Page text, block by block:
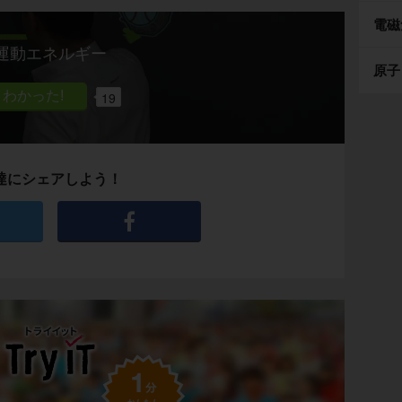
動エネルギー
19
にシェアしよう！
電
原子